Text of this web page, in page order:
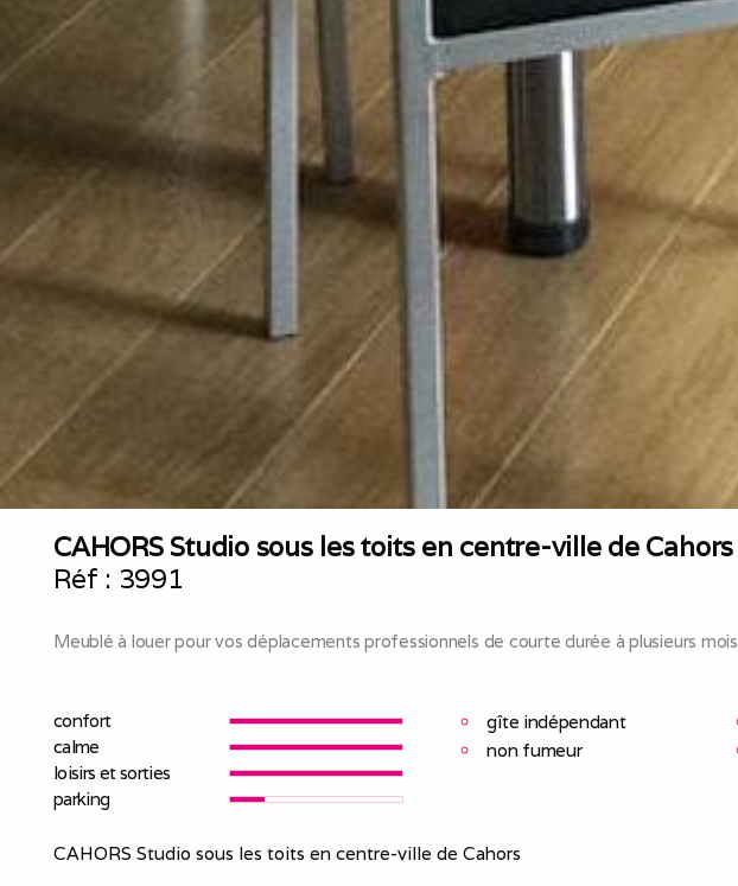
CAHORS Studio sous les toits en centre-ville de Cahors
Réf : 3991
Meublé à louer pour vos déplacements professionnels de courte durée à plusieurs mois
confort
calme
loisirs et sorties
parking
gîte indépendant
non fumeur
CAHORS Studio sous les toits en centre-ville de Cahors